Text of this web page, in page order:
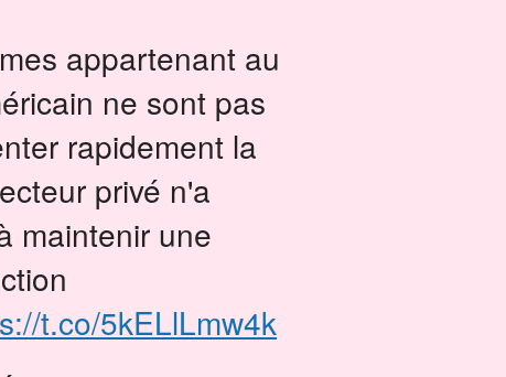
appartenant au
ne sont pas
rapidement la
privé n'a
maintenir une
t.co/5kELlLmw4k